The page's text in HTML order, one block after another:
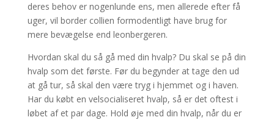
deres behov er nogenlunde ens, men allerede efter få
uger, vil border collien formodentligt have brug for
mere bevægelse end leonbergeren.
Hvordan skal du så gå med din hvalp? Du skal se på din
hvalp som det første. Før du begynder at tage den ud
at gå tur, så skal den være tryg i hjemmet og i haven.
Har du købt en velsocialiseret hvalp, så er det oftest i
løbet af et par dage. Hold øje med din hvalp, når du er